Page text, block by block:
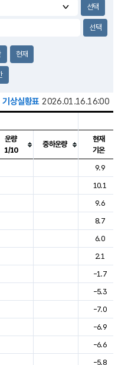
현재
기상실황표 2026.01.16.16:00
수, 바람, 기압등을 안내한 표입
운량
1/10
중하운량
현재
기온
9.9
10.1
9.6
8.7
6.0
2.1
-1.7
-5.3
-7.0
-6.9
-6.6
-5.8